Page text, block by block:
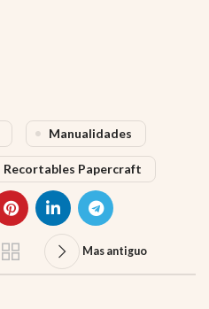
Manualidades
Recortables Papercraft
Mas antiguo